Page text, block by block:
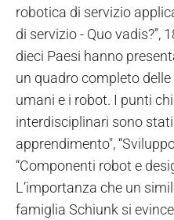
robotica di servizio
di servizio - Quo vadis?”,
dieci Paesi hanno
un quadro completo
umani e i robot. I punti
interdisciplinari sono
apprendimento",
“Componenti robot e
L’importanza che un
famiglia Schiunk si